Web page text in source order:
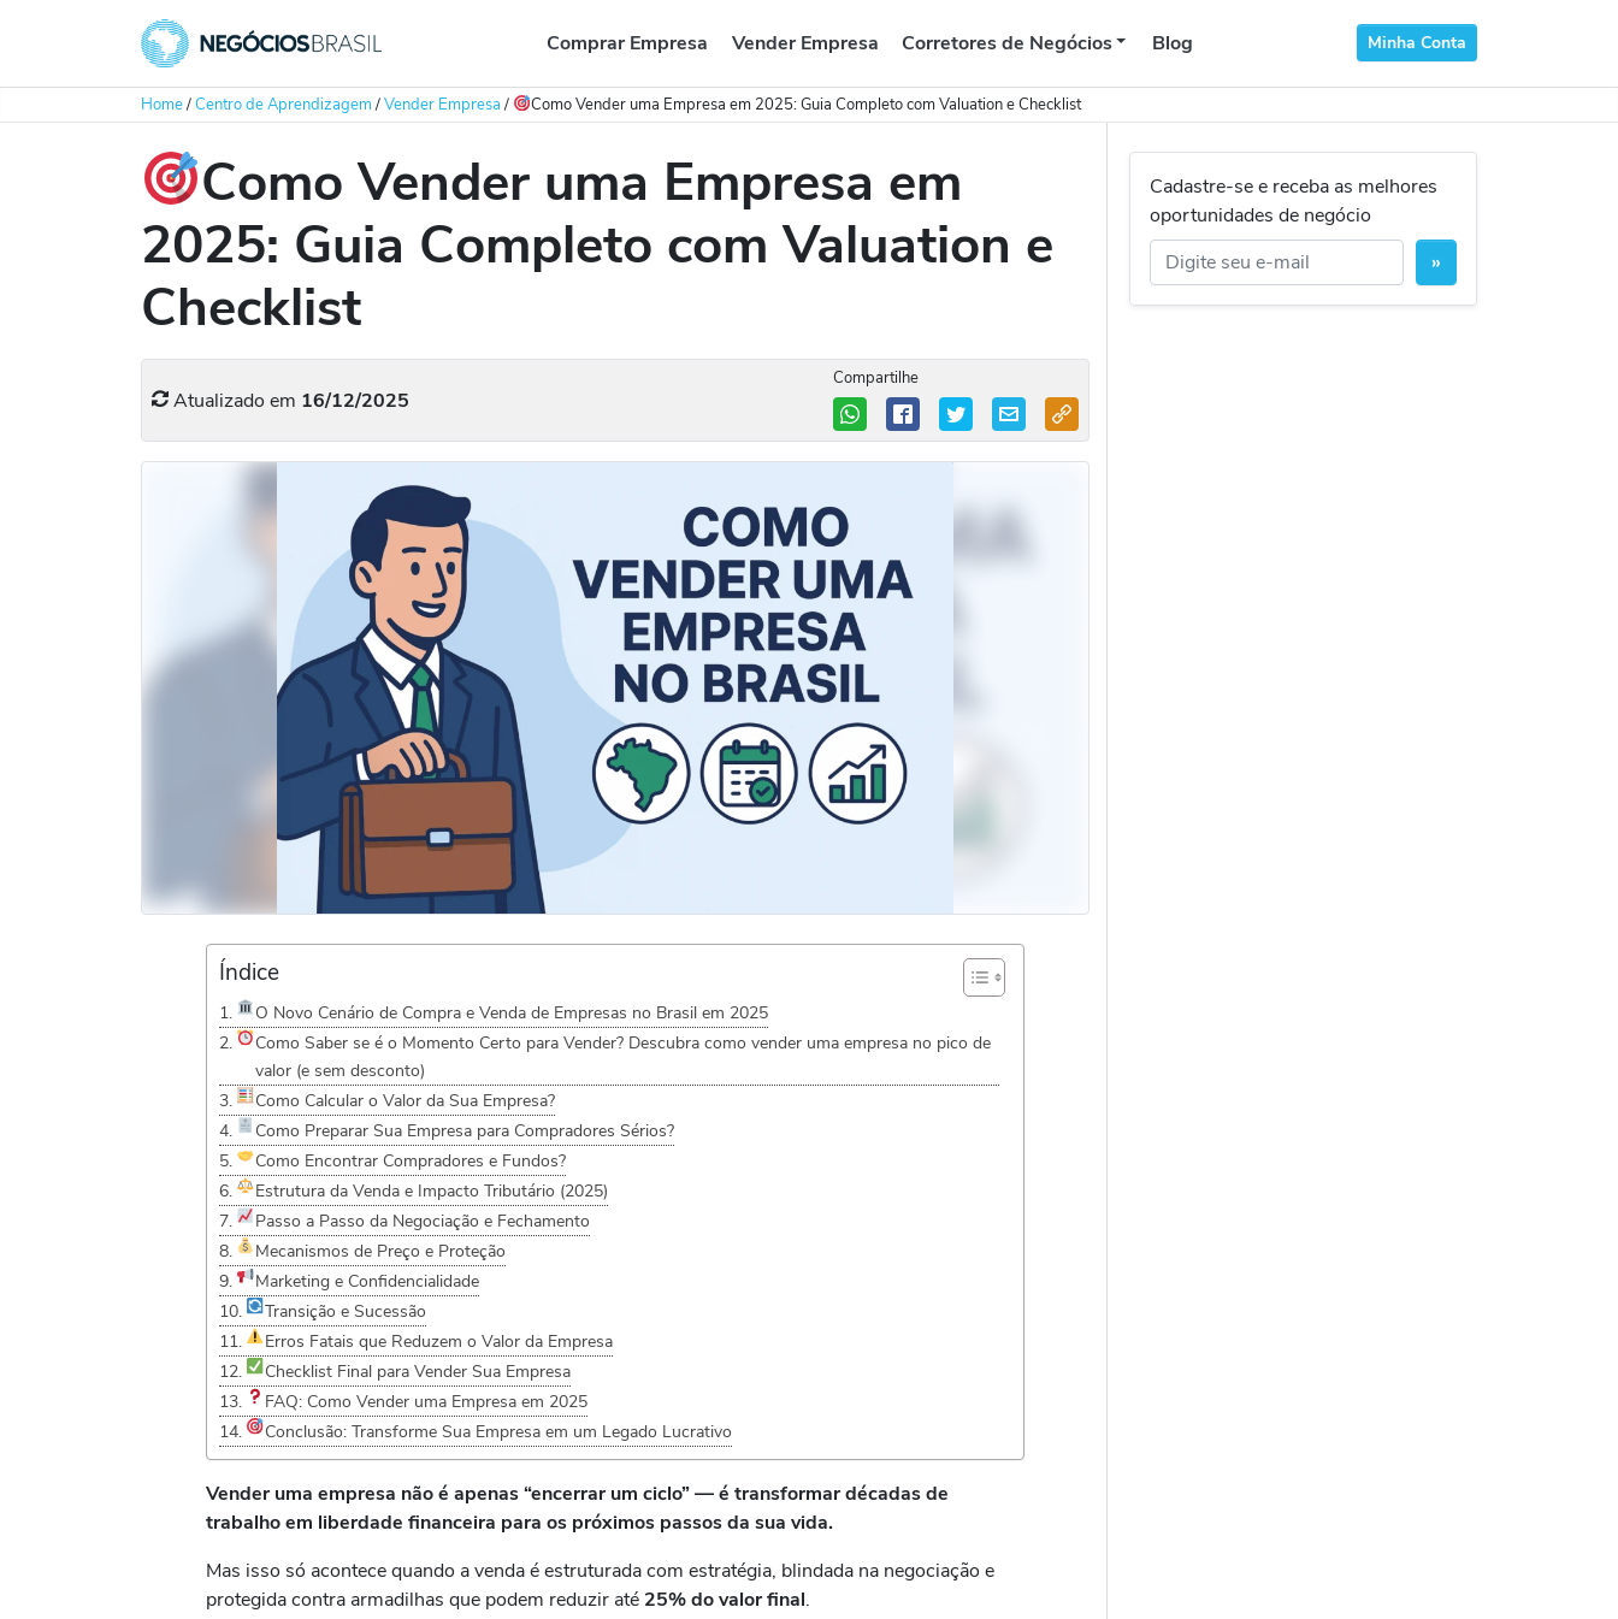
Comprar Empresa Vender Empresa Corretores de Negócios Blog Minha Conta
Home/Centro de Aprendizagem/Vender Empresa/ Como Vender uma Empresa em 2025: Guia Completo com Valuation e Checklist
Como Vender uma Empresa em
2025: Guia Completo com Valuation e
Checklist
Atualizado em 16/12/2025
Compartilhe
Índice
O Novo Cenário de Compra e Venda de Empresas no Brasil em 2025
Como Saber se é o Momento Certo para Vender? Descubra como vender uma empresa no pico de
valor (e sem desconto)
Como Calcular o Valor da Sua Empresa?
Como Preparar Sua Empresa para Compradores Sérios?
Como Encontrar Compradores e Fundos?
Estrutura da Venda e Impacto Tributário (2025)
Passo a Passo da Negociação e Fechamento
Mecanismos de Preço e Proteção
Marketing e Confidencialidade
Transição e Sucessão
Erros Fatais que Reduzem o Valor da Empresa
Checklist Final para Vender Sua Empresa
FAQ: Como Vender uma Empresa em 2025
Conclusão: Transforme Sua Empresa em um Legado Lucrativo
Vender uma empresa não é apenas “encerrar um ciclo” — é transformar décadas de
trabalho em liberdade financeira para os próximos passos da sua vida.
Mas isso só acontece quando a venda é estruturada com estratégia, blindada na negociação e
protegida contra armadilhas que podem reduzir até 25% do valor final.
Cadastre-se e receba as melhores
oportunidades de negócio
»